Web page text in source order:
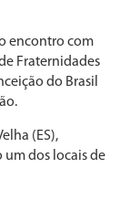
encontro com
Fraternidades
do Brasil
(ES),
dos locais de